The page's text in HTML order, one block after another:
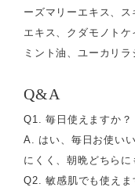
ーズマリーエキス、
エキス、クダモノト
ミント油、ユーカリ
Q&A
Q1. 毎日使えますか？
A. はい、毎日お使い
にくく、朝晩どちらに
Q2. 敏感肌でも使えま